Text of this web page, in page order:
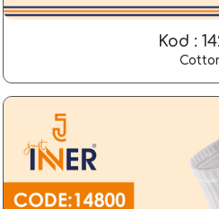
Kod :